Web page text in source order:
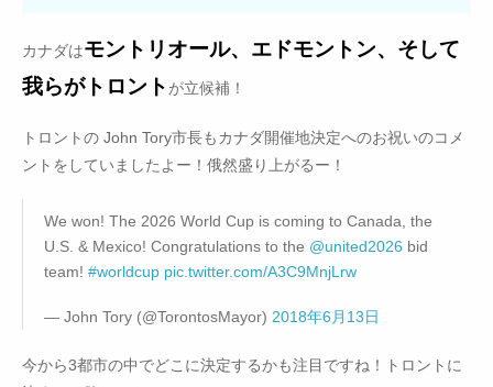
カナダはモントリオール、エドモントン、そして
我らがトロント が立候補！
トロントの John Tory市長もカナダ開催地決定へのお祝いのコメ
ントをしていましたよー！俄然盛り上がるー！
We won! The 2026 World Cup is coming to Canada, the
U.S. & Mexico! Congratulations to the @united2026 bid
team! #worldcup pic.twitter.com/A3C9MnjLrw
— John Tory (@TorontosMayor) 2018年6月13日
今から3都市の中でどこに決定するかも注目ですね！トロントに